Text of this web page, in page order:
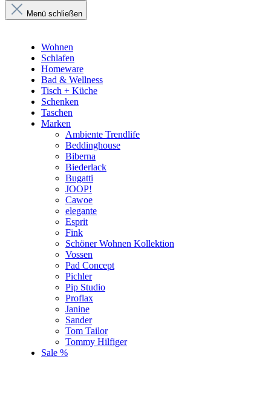
Menü schließen
Wohnen
Schlafen
Homeware
Bad & Wellness
Tisch + Küche
Schenken
Taschen
Marken
Ambiente Trendlife
Beddinghouse
Biberna
Biederlack
Bugatti
JOOP!
Cawoe
elegante
Esprit
Fink
Schöner Wohnen Kollektion
Vossen
Pad Concept
Pichler
Pip Studio
Proflax
Janine
Sander
Tom Tailor
Tommy Hilfiger
Sale %